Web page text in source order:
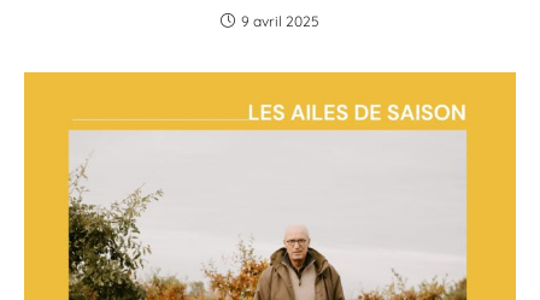
9 avril 2025